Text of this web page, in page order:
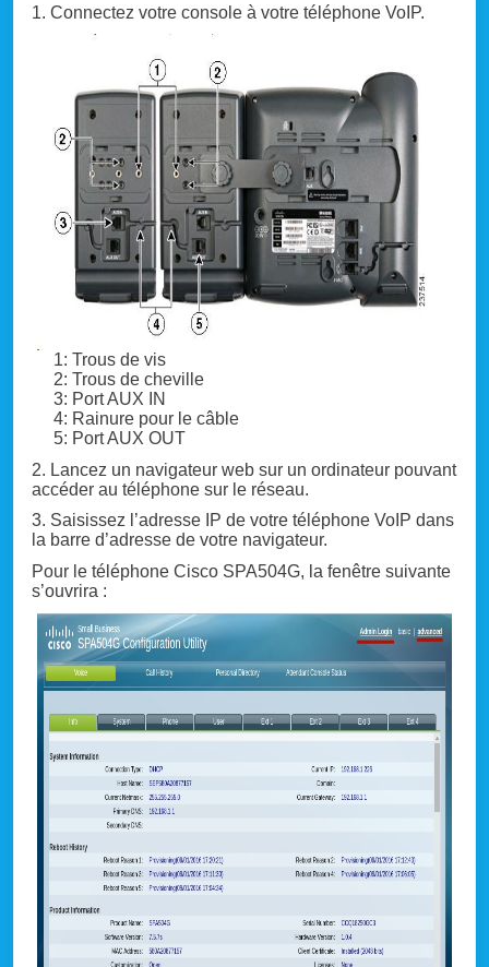
1. Connectez votre console à votre téléphone VoIP.
1: Trous de vis
2: Trous de cheville
3: Port AUX IN
4: Rainure pour le câble
5: Port AUX OUT
2. Lancez un navigateur web sur un ordinateur pouvant
accéder au téléphone sur le réseau.
3. Saisissez l’adresse IP de votre téléphone VoIP dans
la barre d’adresse de votre navigateur.
Pour le téléphone Cisco SPA504G, la fenêtre suivante
s’ouvrira :